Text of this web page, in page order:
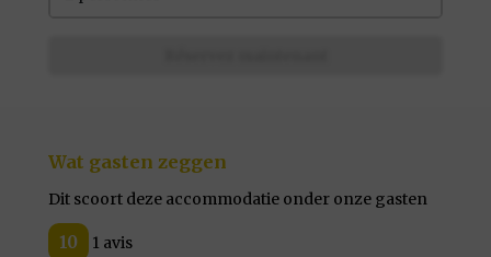
Wat gasten zeggen
Dit scoort deze accommodatie onder onze gasten
10 1 avis